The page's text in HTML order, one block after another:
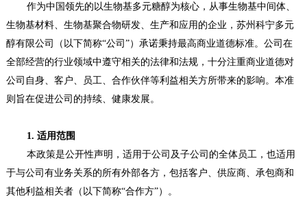
作为中国领先的以生物基多元糖醇为核心，从事生物基中间体、
生物基材料、生物基聚合物研发、生产和应用的企业，苏州科宁多元
醇有限公司（以下简称“公司”）承诺秉持最高商业道德标准。公司在
全部经营的行业领域中遵守相关的法律和法规，十分注重商业道德对
公司自身、客户、员工、合作伙伴等利益相关方所带来的影响。本准
则旨在促进公司的持续、健康发展。
1. 适用范围
本政策是公开性声明，适用于公司及子公司的全体员工，也适用
于与公司有业务关系的所有外部各方，包括客户、供应商、承包商和
其他利益相关者（以下简称“合作方”）。